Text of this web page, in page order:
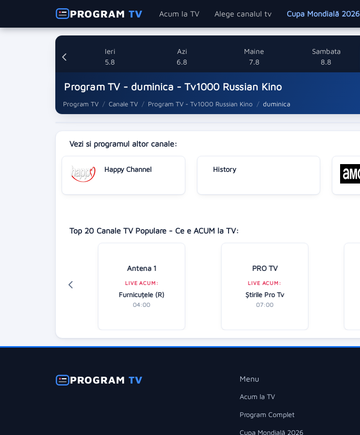
PROGRAMTV Acum la TV Alege canalul tv Cupa Mondială 2026
Ieri
5.8
Azi
6.8
Maine
7.8
Sambata
8.8
Program TV - duminica - Tv1000 Russian Kino
Program TV Canale TV Program TV - Tv1000 Russian Kino duminica
Vezi si programul altor canale:
Happy Channel History
Top 20 Canale TV Populare - Ce e ACUM la TV:
Antena 1
LIVE ACUM:
Furnicuțele (R)
04:00
PRO TV
LIVE ACUM:
Ştirile Pro Tv
07:00
PROGRAMTV Menu
Acum la TV
Program Complet
Cupa Mondială 2026